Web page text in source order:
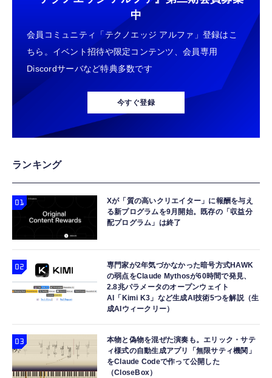
中
会員コミュニティ「テクノエッジ アルファ」登録はこ
ちら。イベント招待や限定コンテンツ、会員専用
Discordサーバなど特典多数です
今すぐ登録
ランキング
Xが「質の高いクリエイター」に報酬を与え
る新プログラムを9月開始。既存の「収益分
配プログラム」は終了
専門家が2年気づかなかった暗号方式HAWK
の弱点をClaude Mythosが60時間で発見、
2.8兆パラメータのオープンウェイト
AI「Kimi K3」など生成AI技術5つを解説（生
成AIウィークリー）
本物と偽物を混ぜた演奏も。エリック・サテ
ィ様式の自動生成アプリ「無限サティ機関」
をClaude Codeで作って公開した
（CloseBox）